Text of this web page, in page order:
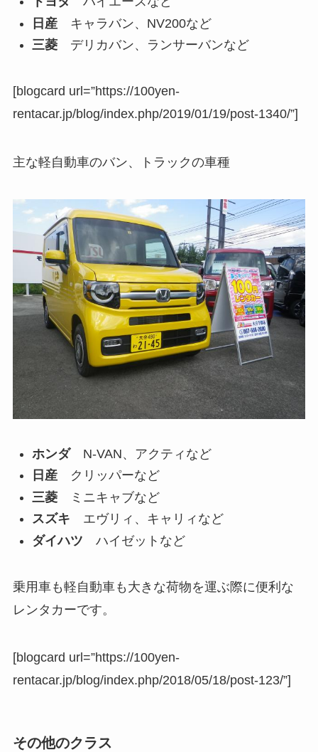
日産キャラバン、NV200など
三菱デリカバン、ランサーバンなど
[blogcard url=”https://100yen-
rentacar.jp/blog/index.php/2019/01/19/post-1340/”]
主な軽自動車のバン、トラックの車種
ホンダN-VAN、アクティなど
日産クリッパーなど
三菱ミニキャブなど
スズキ エヴリィ、キャリィなど
ダイハツ ハイゼットなど
乗用車も軽自動車も大きな荷物を運ぶ際に便利な
レンタカーです。
[blogcard url=”https://100yen-
rentacar.jp/blog/index.php/2018/05/18/post-123/”]
その他のクラス